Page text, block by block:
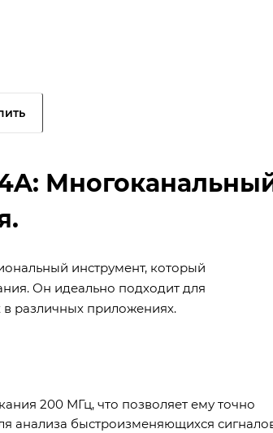
инструмент, который
Он идеально подходит для
различных приложениях.
200 МГц, что позволяет ему точно
анализа быстроизменяющихся